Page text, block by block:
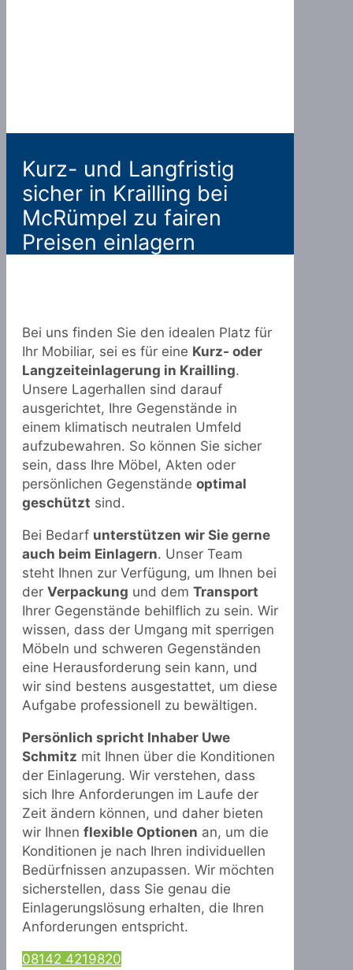
Kurz- und Langfristig
sicher in Krailling bei
McRümpel zu fairen
Preisen einlagern
Bei uns finden Sie den idealen Platz für
Ihr Mobiliar, sei es für eine Kurz- oder
Langzeiteinlagerung in Krailling.
Unsere Lagerhallen sind darauf
ausgerichtet, Ihre Gegenstände in
einem klimatisch neutralen Umfeld
aufzubewahren. So können Sie sicher
sein, dass Ihre Möbel, Akten oder
persönlichen Gegenstände optimal
geschützt sind.
Bei Bedarf unterstützen wir Sie gerne
auch beim Einlagern. Unser Team
steht Ihnen zur Verfügung, um Ihnen bei
der Verpackung und dem Transport
Ihrer Gegenstände behilflich zu sein. Wir
wissen, dass der Umgang mit sperrigen
Möbeln und schweren Gegenständen
eine Herausforderung sein kann, und
wir sind bestens ausgestattet, um diese
Aufgabe professionell zu bewältigen.
Persönlich spricht Inhaber Uwe
Schmitz mit Ihnen über die Konditionen
der Einlagerung. Wir verstehen, dass
sich Ihre Anforderungen im Laufe der
Zeit ändern können, und daher bieten
wir Ihnen flexible Optionen an, um die
Konditionen je nach Ihren individuellen
Bedürfnissen anzupassen. Wir möchten
sicherstellen, dass Sie genau die
Einlagerungslösung erhalten, die Ihren
Anforderungen entspricht.
08142 4219820